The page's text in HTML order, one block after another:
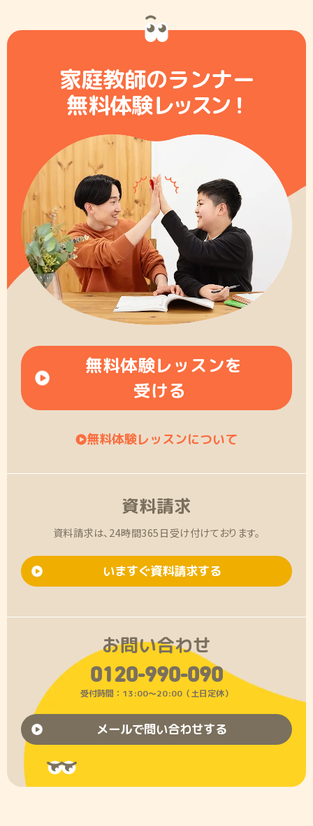
家庭教師のランナー
無料体験レッスン！
無料体験レッスンを
受ける
無料体験レッスンについて
資料請求
資料請求は、24時間365日受け付けております。
いますぐ資料請求する
お問い合わせ
0120-990-090
受付時間：13:00〜20:00（土日定休）
メールで問い合わせする